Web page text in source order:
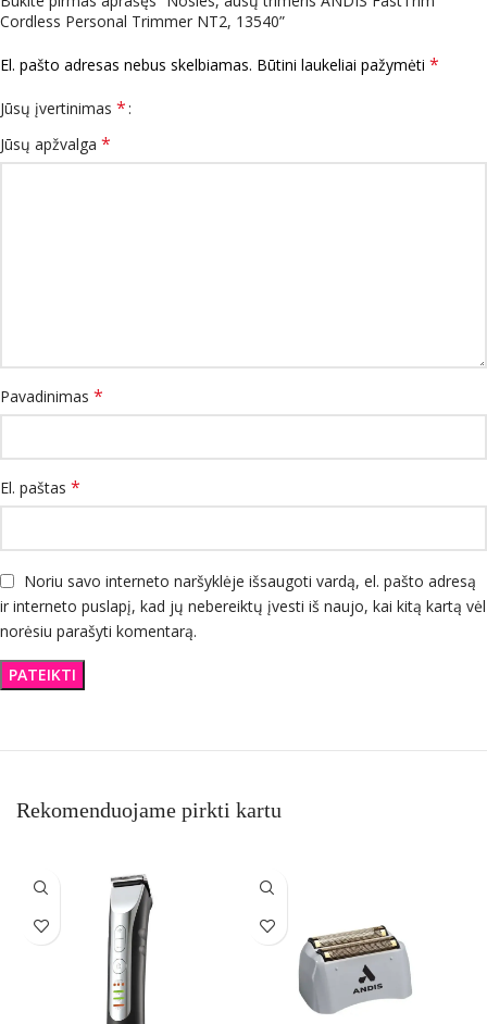
Cordless Personal Trimmer NT2, 13540”
El. pašto adresas nebus skelbiamas. Būtini laukeliai pažymėti *
Jūsų įvertinimas *
Jūsų apžvalga *
Pavadinimas *
El. paštas *
Noriu savo interneto naršyklėje išsaugoti vardą, el. pašto adresą
ir interneto puslapį, kad jų nebereiktų įvesti iš naujo, kai kitą kartą vėl
norėsiu parašyti komentarą.
Rekomenduojame pirkti kartu